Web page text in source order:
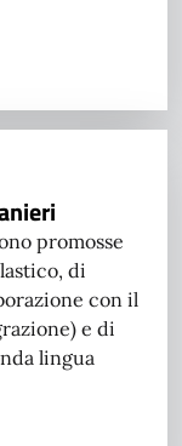
promosse
di
con il
e di
lingua